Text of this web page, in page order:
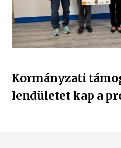
Kormányzati
lendületet kap a